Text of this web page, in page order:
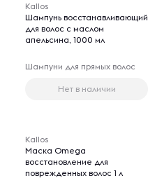
Kallos
Шампунь восстанавливающий
для волос с маслом
апельсина, 1000 мл
Шампуни для прямых волос
Нет в наличии
Kallos
Маска Omega
восстановление для
поврежденных волос 1 л